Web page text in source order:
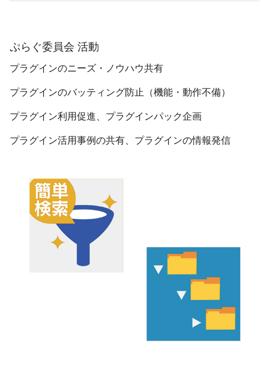
ぷらぐ委員会 活動
プラグインのニーズ・ノウハウ共有
プラグインのバッティング防止（機能・動作不備）
プラグイン利用促進、プラグインパック企画
プラグイン活用事例の共有、プラグインの情報発信